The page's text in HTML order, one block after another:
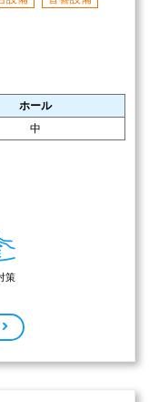
ホール
中
策